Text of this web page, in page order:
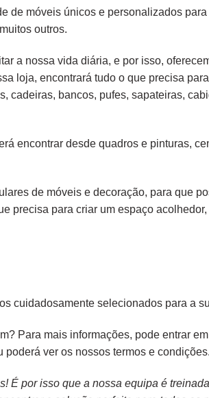
de móveis únicos e personalizados
outros.
a nossa vida diária, e por isso,
loja, encontrará tudo o que precisa
, cadeiras, bancos, pufes, sapateiras,
encontrar desde quadros e pinturas,
de móveis e decoração, para que
precisa para criar um espaço
cuidadosamente selecionados para a
Para mais informações, pode entrar
poderá ver os nossos termos e condições.
É por isso que a nossa equipa é